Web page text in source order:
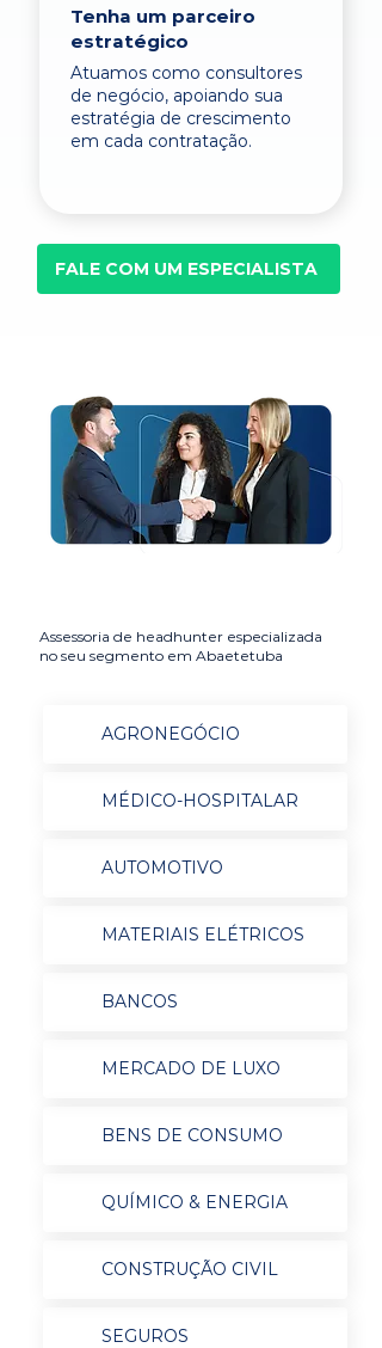
Tenha um parceiro
estratégico
Atuamos como consultores
de negócio, apoiando sua
estratégia de crescimento
em cada contratação.
FALE COM UM ESPECIALISTA
Assessoria de headhunter especializada
no seu segmento em Abaetetuba
AGRONEGÓCIO
MÉDICO-HOSPITALAR
AUTOMOTIVO
MATERIAIS ELÉTRICOS
BANCOS
MERCADO DE LUXO
BENS DE CONSUMO
QUÍMICO & ENERGIA
CONSTRUÇÃO CIVIL
SEGUROS